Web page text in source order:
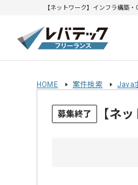
【ネットワーク】インフラ構築
HOME 案件検索 Java
募集終了 【ネ